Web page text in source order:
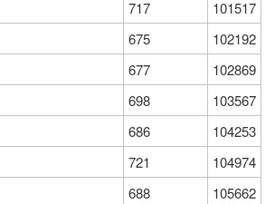
717
101517
675
102192
677
102869
698
103567
686
104253
721
104974
688
105662